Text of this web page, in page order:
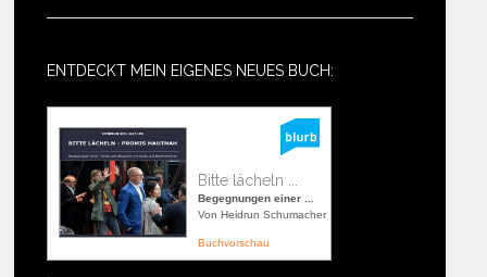
ENTDECKT MEIN EIGENES NEUES BUCH:
Bitte lächeln ...
Begegnungen einer ...
Von Heidrun Schumacher
Buchvorschau